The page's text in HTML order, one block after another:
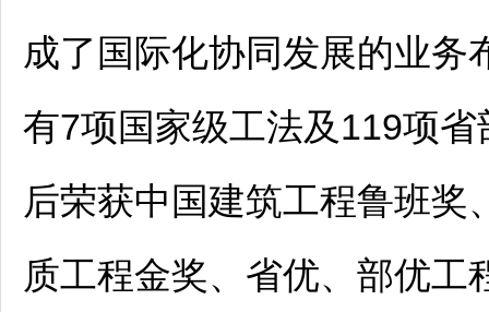
成了国际化协同发展的业务
有7项国家级工法及119项
后荣获中国建筑工程鲁班奖
质工程金奖、省优、部优工